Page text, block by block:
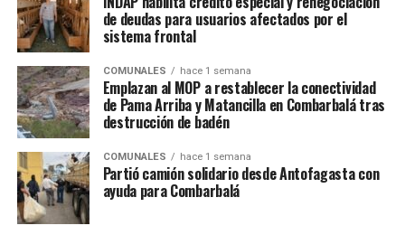
de deudas para usuarios afectados por el
sistema frontal
COMUNALES hace 1 semana
Emplazan al MOP a restablecer la conectividad
de Pama Arriba y Matancilla en Combarbalá tras
destrucción de badén
COMUNALES hace 1 semana
Partió camión solidario desde Antofagasta con
ayuda para Combarbalá